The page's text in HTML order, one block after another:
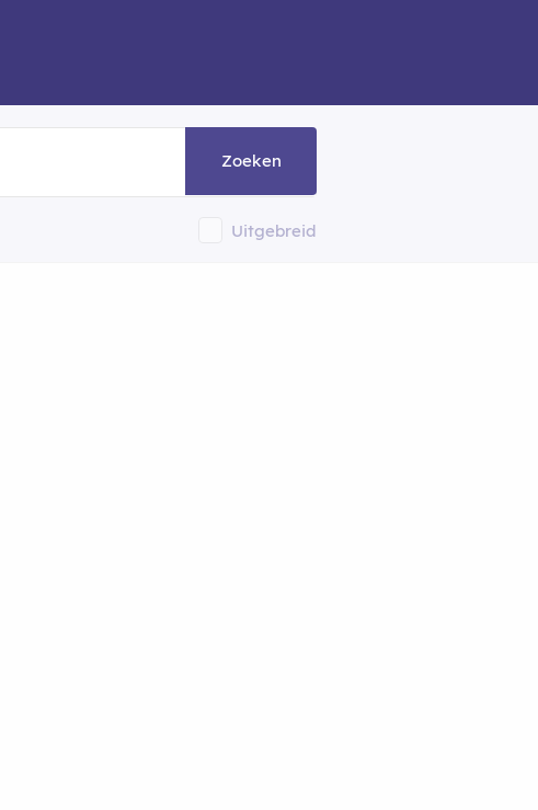
Zoeken
Uitgebreid